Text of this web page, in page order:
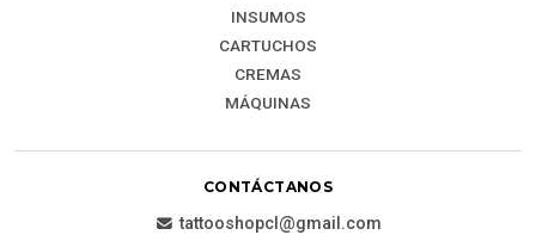
INSUMOS
CARTUCHOS
CREMAS
MÁQUINAS
CONTÁCTANOS
tattooshopcl@gmail.com